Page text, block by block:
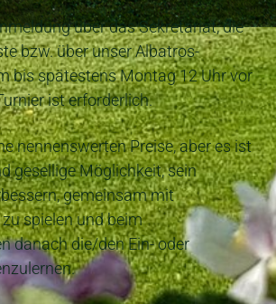
über das Sekretariat, die
bzw. über unser Albatros-
bis spätestens Montag 12 Uhr vor
ist erforderlich.
nennenswerten Preise, aber es ist
gesellige Möglichkeit, sein
gemeinsam mit
spielen und beim
danach die/den Ein- oder